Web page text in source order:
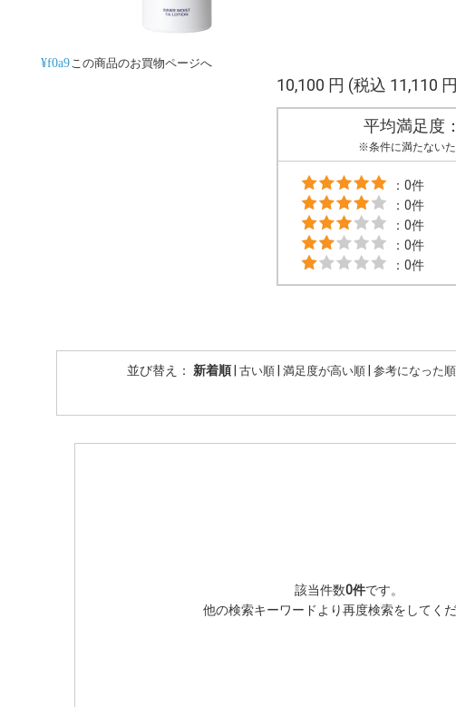
この商品のお買物ページへ
10,100 円 (税込 11,110
平均満足度：
※条件に満たないた
：0件
：0件
：0件
：0件
：0件
並び替え： 新着順 古い順 満足度が高い順 参考になった順
該当件数0件です。
他の検索キーワードより再度検索をしてくだ